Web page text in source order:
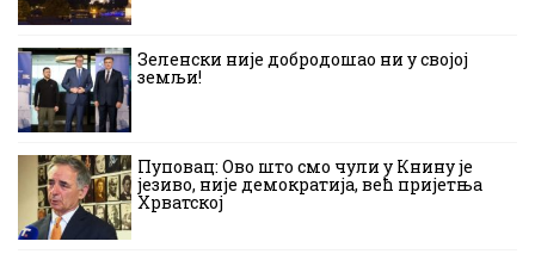
Зеленски није добродошао ни у својој
земљи!
Пуповац: Ово што смо чули у Книну је
језиво, није демократија, већ пријетња
Хрватској